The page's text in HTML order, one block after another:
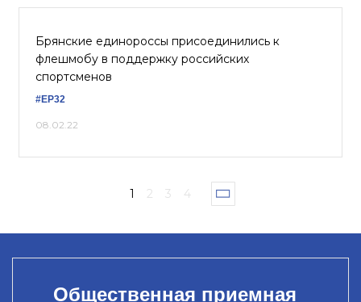
Брянские единороссы присоединились к
флешмобу в поддержку российских
спортсменов
#ЕР32
08.02.22
1 2 3 4
Общественная приемная